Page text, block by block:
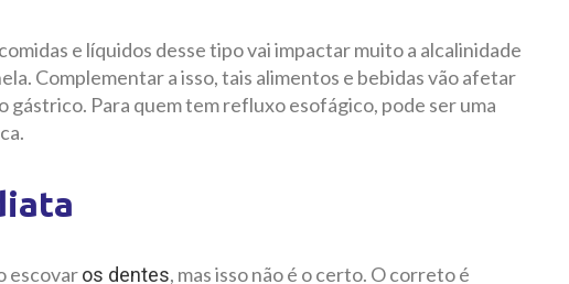
e líquidos desse tipo vai impactar muito a alcalinidade
Complementar a isso, tais alimentos e bebidas vão afetar
gástrico. Para quem tem refluxo esofágico, pode ser uma
escovaros dentes, mas isso não é o certo. O correto é